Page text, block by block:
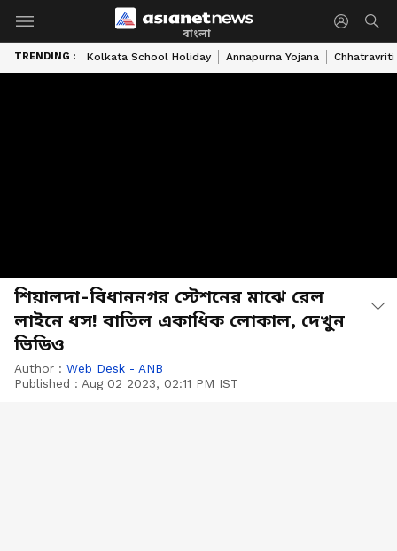
বাংলা
TRENDING : Kolkata School Holiday Annapurna Yojana Chhatravriti
শিয়ালদা-বিধাননগর স্টেশনের মাঝে রেল
লাইনে ধস! বাতিল একাধিক লোকাল, দেখুন
ভিডিও
Author : Web Desk - ANB
Published : Aug 02 2023, 02:11 PM IST